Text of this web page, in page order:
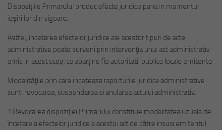
Dispoziţiile Primarului produc efecte juridice pana in momentul
ieşiri lor din vigoare.
Astfel, încetarea efectelor juridice ale acestor tipuri de acte
administrative poate surveni prin intervenţia unui act administrativ
emis in acest scop, ce aparţine fie autoritatii publice locale emitente.
Modalităţile prin care inceteaza raporturile juridice administrative
sunt: revocarea, suspendarea si anularea actului administrativ.
1.Revocarea dispoziţiei Primarului constituie modalitatea uzuala de
încetare a efectelor juridice a acestui act de către insusi emitentul